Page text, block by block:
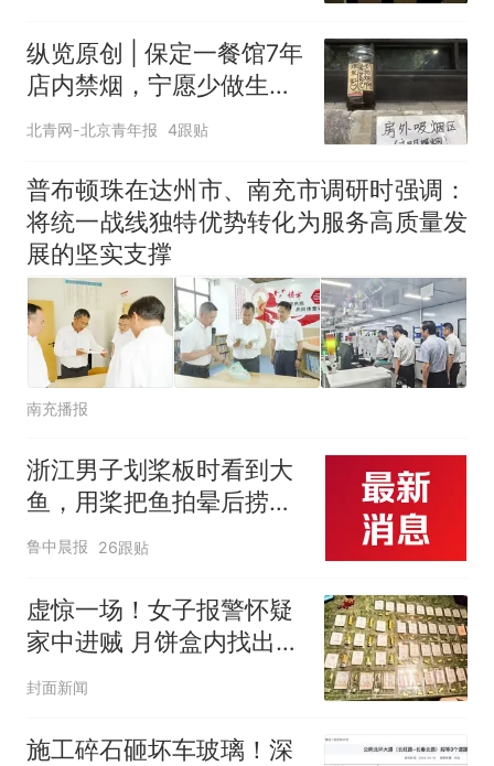
纵览原创 | 保定一餐馆7年
店内禁烟，宁愿少做生意
也决不妥协，店内清清爽
全民抵制室内吸烟
北青网-北京青年报 4跟贴
普布顿珠在达州市、南充市调研时强调：
将统一战线独特优势转化为服务高质量发
展的坚实支撑
南充播报
浙江男子划桨板时看到大
鱼，用桨把鱼拍晕后捞
起；当事人：鱼重7斤6
两，做成红烧辣子鱼块，
味道很好
鲁中晨报 26跟贴
虚惊一场！女子报警怀疑
家中进贼 月饼盒内找出
“失踪”黄金
封面新闻
施工碎石砸坏车玻璃！深